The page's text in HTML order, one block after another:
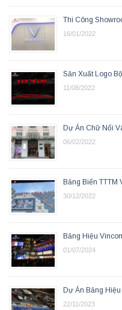
Thi Công
16/01/2022
Sản Xuất Logo
11/08/2022
Dự Án Chữ Nổi
06/02/2022
Bảng Biển
30/12/2022
Bảng Hiệu
01/07/2024
Dự Án Bảng
22/11/2023